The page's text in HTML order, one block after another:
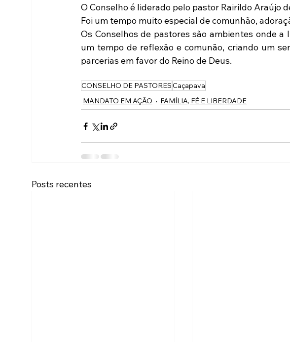
O Conselho é liderado pelo pastor Rairildo Araújo
Foi um tempo muito especial de comunhão,
Os Conselhos de pastores são ambientes onde
um tempo de reflexão e comunão, criando um
parcerias em favor do Reino de Deus.
CONSELHO DE PASTORESCaçapava
MANDATO EM AÇÃO
FAMÍLIA, FÉ E LIBERDADE
Posts recentes